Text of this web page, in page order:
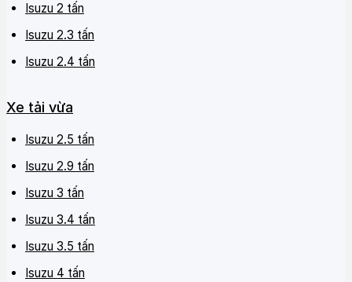
Isuzu 2 tấn
Isuzu 2.3 tấn
Isuzu 2.4 tấn
Xe tải vừa
Isuzu 2.5 tấn
Isuzu 2.9 tấn
Isuzu 3 tấn
Isuzu 3.4 tấn
Isuzu 3.5 tấn
Isuzu 4 tấn